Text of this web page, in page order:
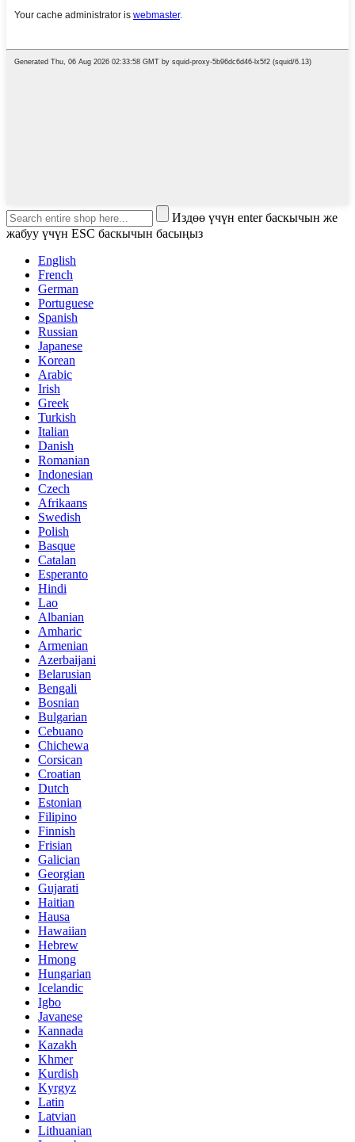
Издөө үчүн enter баскычын же
жабуу үчүн ESC баскычын басыңыз
English
French
German
Portuguese
Spanish
Russian
Japanese
Korean
Arabic
Irish
Greek
Turkish
Italian
Danish
Romanian
Indonesian
Czech
Afrikaans
Swedish
Polish
Basque
Catalan
Esperanto
Hindi
Lao
Albanian
Amharic
Armenian
Azerbaijani
Belarusian
Bengali
Bosnian
Bulgarian
Cebuano
Chichewa
Corsican
Croatian
Dutch
Estonian
Filipino
Finnish
Frisian
Galician
Georgian
Gujarati
Haitian
Hausa
Hawaiian
Hebrew
Hmong
Hungarian
Icelandic
Igbo
Javanese
Kannada
Kazakh
Khmer
Kurdish
Kyrgyz
Latin
Latvian
Lithuanian